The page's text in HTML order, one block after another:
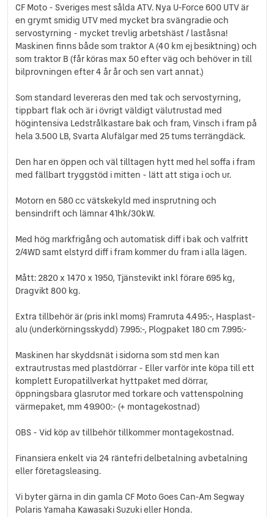
CF Moto - Sveriges mest sålda ATV. Nya U-Force 600 UTV är
en grymt smidig UTV med mycket bra svängradie och
servostyrning - mycket trevlig arbetshäst / laståsna!
Maskinen finns både som traktor A (40 km ej besiktning) och
som traktor B (får köras max 50 efter väg och behöver in till
bilprovningen efter 4 år år och sen vart annat.)
Som standard levereras den med tak och servostyrning,
tippbart flak och är i övrigt väldigt välutrustad med
högintensiva Ledstrålkastare bak och fram, Vinsch i fram på
hela 3.500 LB, Svarta Alufälgar med 25 tums terrängdäck.
Den har en öppen och väl tilltagen hytt med hel soffa i fram
med fällbart tryggstöd i mitten - lätt att stiga i och ur.
Motorn en 580 cc vätskekyld med insprutning och
bensindrift och lämnar 41hk/30kW.
Med hög markfrigång och automatisk diff i bak och valfritt
2/4WD samt elstyrd diff i fram kommer du fram i alla lägen.
Mått: 2820 x 1470 x 1950, Tjänstevikt inkl förare 695 kg,
Dragvikt 800 kg.
Extra tillbehör är (pris inkl moms) Framruta 4.495:-, Hasplast-
alu (underkörningsskydd) 7.995:-, Plogpaket 180 cm 7.995:-
Maskinen har skyddsnät i sidorna som std men kan
extrautrustas med plastdörrar - Eller varför inte köpa till ett
komplett Europatillverkat hyttpaket med dörrar,
öppningsbara glasrutor med torkare och vattenspolning
värmepaket, mm 49.900:- (+ montagekostnad)
OBS - Vid köp av tillbehör tillkommer montagekostnad.
Finansiera enkelt via 24 räntefri delbetalning avbetalning
eller företagsleasing.
Vi byter gärna in din gamla CF Moto Goes Can-Am Segway
Polaris Yamaha Kawasaki Suzuki eller Honda.